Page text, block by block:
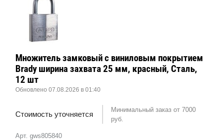
Арт. gws805840
Множитель замковый с виниловым покрытием
Brady ширина захвата 25 мм, красный, Сталь,
12 шт
Обновлено 07.08.2026 в 01:40
Стоимость уточняется
Минимальный заказ от 7000
руб.